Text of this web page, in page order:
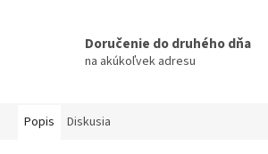
Doručenie do druhého dňa
na akúkoľvek adresu
Popis Diskusia